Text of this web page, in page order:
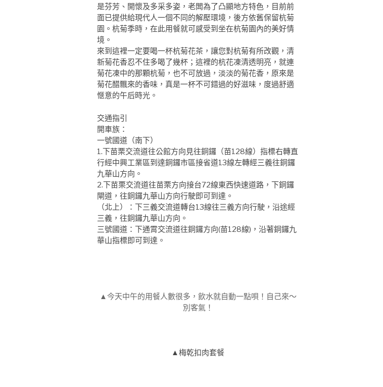
是芬芳、開懷及多采多姿，老闆為了凸顯地方特色，目前前
面已提供給現代人一個不同的解壓環境，後方依舊保留杭菊
園。杭菊季時，在此用餐就可感受到坐在杭菊園內的美好情
境。
來到這裡一定要喝一杯杭菊花茶，讓您對杭菊有所改觀，清
新菊花香忍不住多喝了幾杯；這裡的杭花凍清透明亮，就連
菊花凍中的那顆杭菊，也不可放過，淡淡的菊花香，原來是
菊花醋飄來的香味，真是一杯不可錯過的好滋味，度過舒適
愜意的午后時光。
交通指引
開車族：
一號國道（南下）
1.下苗栗交流道往公館方向見往銅鑼（苗128線）指標右轉直
行經中興工業區到達銅鑼市區接省道13線左轉經三義往銅鑼
九華山方向。
2.下苗栗交流道往苗栗方向接台72線東西快速道路，下銅鑼
閘道，往銅鑼九華山方向行駛即可到達。
（北上）：下三義交流道轉台13線往三義方向行駛，沿途經
三義，往銅鑼九華山方向。
三號國道：下通霄交流道往銅鑼方向(苗128線)，沿著銅鑼九
華山指標即可到達。
▲今天中午的用餐人數很多，飲水就自動一點唄！自己來～
別客氣！
▲梅乾扣肉套餐